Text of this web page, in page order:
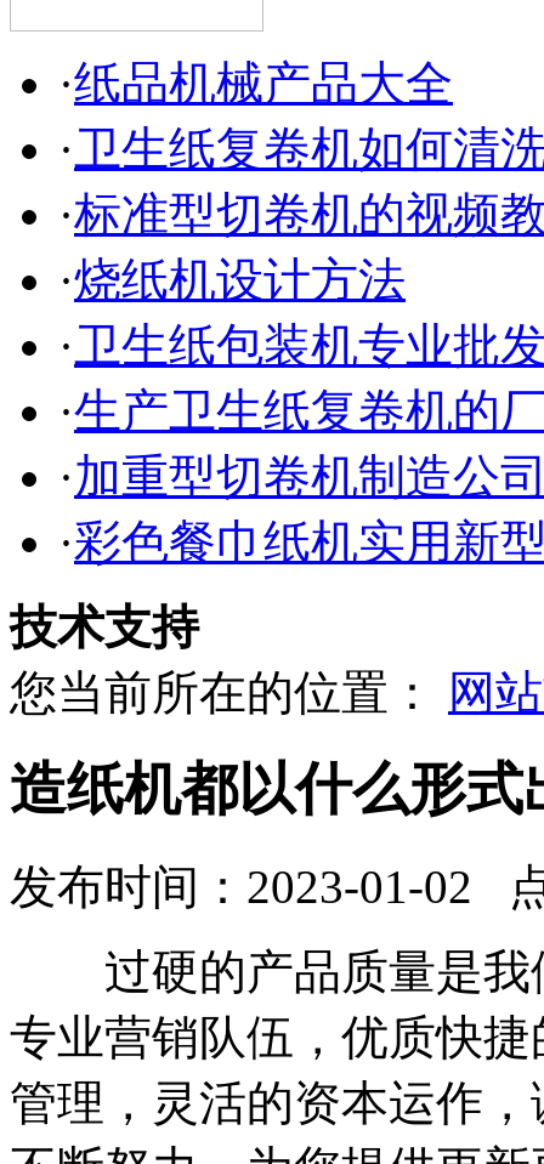
·纸品机械产品大全
·卫生纸复卷机如何清
·标准型切卷机的视频
·烧纸机设计方法
·卫生纸包装机专业批
·生产卫生纸复卷机的
·加重型切卷机制造公
·彩色餐巾纸机实用新
技术支持
您当前所在的位置：
网
造纸机都以什么形式
发布时间：2023-01-02
过硬的产品质量是我
专业营销队伍，优质快
管理，灵活的资本运作